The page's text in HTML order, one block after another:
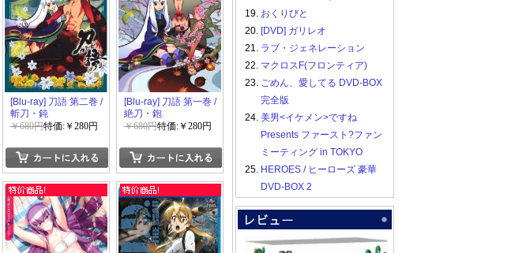
[Blu-ray] 刀語 第二巻 /
斬刀・鈍
￥680円特価:￥280円
[Blu-ray] 刀語 第一巻 /
絶刀・鉋
￥680円特価:￥280円
19. おくりびと
20. [DVD] ガリレオ
21. ラブ・ジェネレーション
22. マクロスF(フロンティア)
23. ごめん、愛してる DVD-BOX
完全版
24. 美男<イケメン>ですね
Presents ファースト?ファン
ミーティング in TOKYO
25. HEROES / ヒーローズ 豪華
DVD-BOX 2